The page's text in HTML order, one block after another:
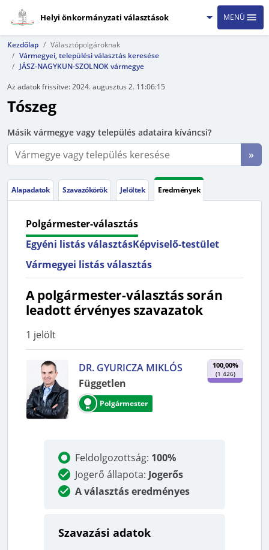
Helyi önkormányzati választások MENÜ
Kezdőlap
Választópolgároknak
Vármegyei, települési választás keresése
JÁSZ-NAGYKUN-SZOLNOK vármegye
Az adatok frissítve:2024. augusztus 2. 11:06:15
Tószeg
Másik vármegye vagy település adataira kíváncsi?
»
Alapadatok Szavazókörök Jelöltek Eredmények
Polgármester-választás
Egyéni listás választásKépviselő-testület
Vármegyei listás választás
A polgármester-választás során
leadott érvényes szavazatok
1 jelölt
DR. GYURICZA MIKLÓS
Független
Polgármester
100,00%
(1 426)
Feldolgozottság: 100%
Jogerő állapota: Jogerős
A választás eredményes
Szavazási adatok